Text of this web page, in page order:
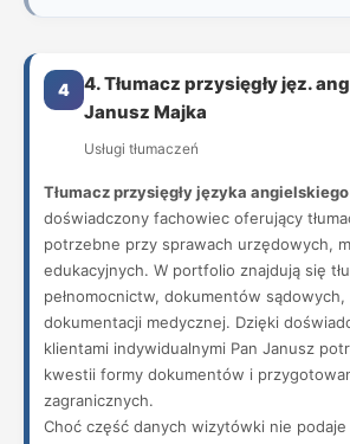
4
4. Tłumacz przysięgły jęz.
Janusz Majka
Usługi tłumaczeń
Tłumacz przysięgły języka
doświadczony fachowiec oferujący
potrzebne przy sprawach urzędowych,
edukacyjnych. W portfolio znajdują się
pełnomocnictw, dokumentów sądowych,
dokumentacji medycznej. Dzięki
klientami indywidualnymi Pan Janusz
kwestii formy dokumentów i
zagranicznych.
Choć część danych wizytówki nie podaje